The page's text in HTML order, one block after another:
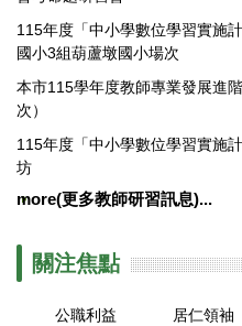
115年度「中小學數位學習實施
國小3組葫蘆墩國小場次
本市115學年度教師專業發展進
次）
115年度「中小學數位學習實施
坊
more(更多教師研習訊息)...
關注焦點
公職利益
居仁領袖